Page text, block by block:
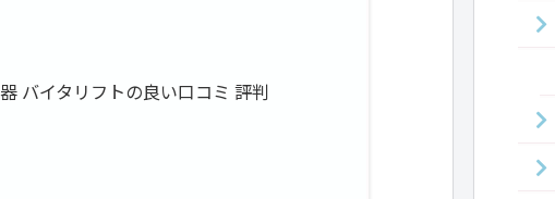
バイタリフトの良い口コミ 評判